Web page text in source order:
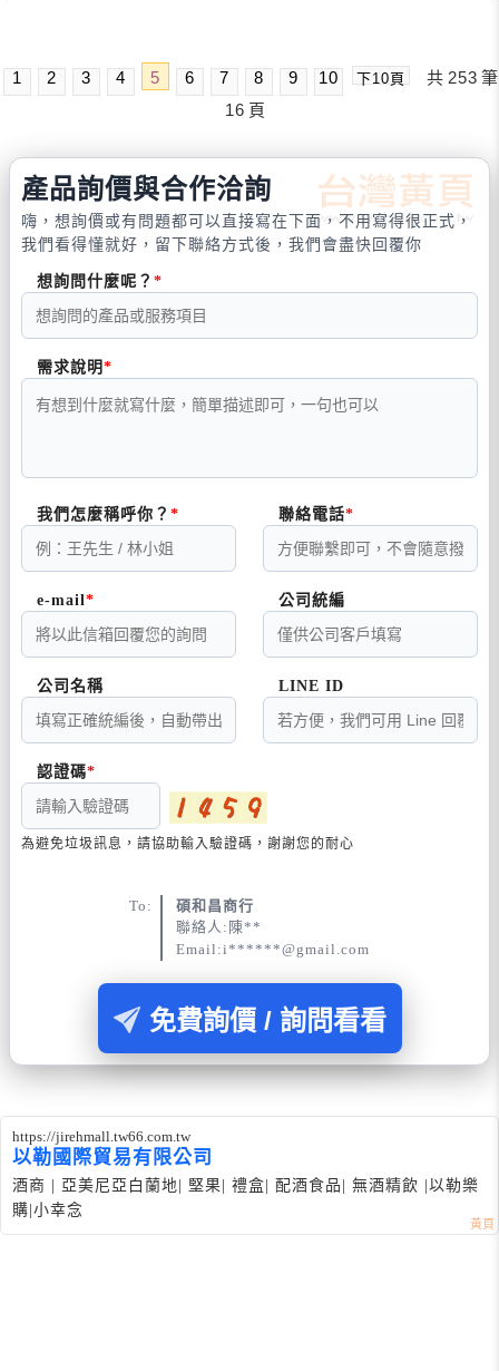
1 2 3 4 5 6 7 8 9 10 下10頁 共 253 筆
16 頁
產品詢價與合作洽詢
嗨，想詢價或有問題都可以直接寫在下面，不用寫得很正式，
我們看得懂就好，留下聯絡方式後，我們會盡快回覆你
想詢問什麼呢？
需求說明
我們怎麼稱呼你？ 聯絡電話
e-mail 公司統編
公司名稱 LINE ID
認證碼
為避免垃圾訊息，請協助輸入驗證碼，謝謝您的耐心
To:
碩和昌商行
聯絡人:陳**
Email:i******@gmail.com
免費詢價 / 詢問看看
https://jirehmall.tw66.com.tw
以勒國際貿易有限公司
酒商 | 亞美尼亞白蘭地| 堅果| 禮盒| 配酒食品| 無酒精飲 |以勒樂
購|小幸念